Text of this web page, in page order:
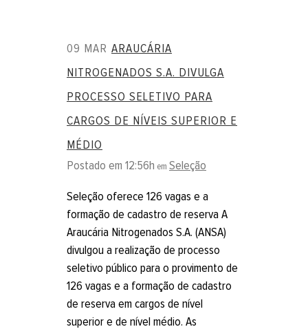
09 MAR ARAUCÁRIA
NITROGENADOS S.A. DIVULGA
PROCESSO SELETIVO PARA
CARGOS DE NÍVEIS SUPERIOR E
MÉDIO
Postado em 12:56h em Seleção
Seleção oferece 126 vagas e a
formação de cadastro de reserva A
Araucária Nitrogenados S.A. (ANSA)
divulgou a realização de processo
seletivo público para o provimento de
126 vagas e a formação de cadastro
de reserva em cargos de nível
superior e de nível médio. As